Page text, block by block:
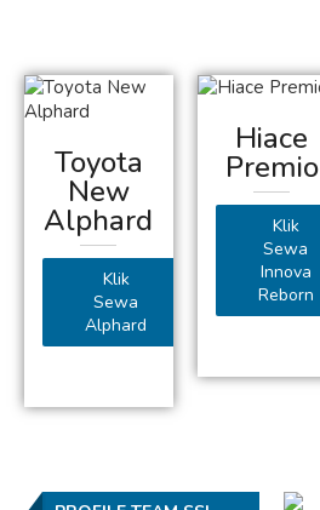
Toyota
New
Alphard
Klik
Sewa
Alphard
Hiace
Premio
Klik
Sewa
Innova
Reborn